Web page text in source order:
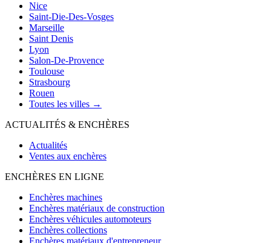
Nice
Saint-Die-Des-Vosges
Marseille
Saint Denis
Lyon
Salon-De-Provence
Toulouse
Strasbourg
Rouen
Toutes les villes →
ACTUALITÉS & ENCHÈRES
Actualités
Ventes aux enchères
ENCHÈRES EN LIGNE
Enchères machines
Enchères matériaux de construction
Enchères véhicules automoteurs
Enchères collections
Enchères matériaux d'entrepreneur